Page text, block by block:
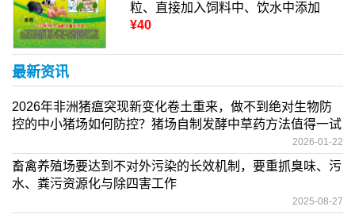
粒、直接加入饲料中、饮水中添加
¥40
最新资讯
2026年非洲猪瘟突现新变化卷土重来，做不到绝对生物防
控的中小猪场如何防控？猪场自制发酵中草药方法值得一试
2026-01-22
畜禽养殖场要达到不对外污染的长效机制，要重抓臭味、污
水、粪污资源化与除四害工作
2025-08-27